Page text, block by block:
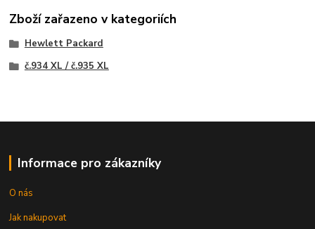
Zboží zařazeno v kategoriích
Hewlett Packard
č.934 XL / č.935 XL
Informace pro zákazníky
O nás
Jak nakupovat